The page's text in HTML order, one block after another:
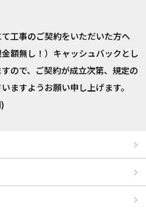
工事のご契約をいただいた方へ
額無し！）キャッシュバックとし
ので、ご契約が成立次第、規定の
ますようお願い申し上げます。